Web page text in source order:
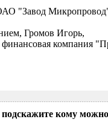
"Завод Микропровод"
Громов Игорь,
финансовая компания
подскажите кому